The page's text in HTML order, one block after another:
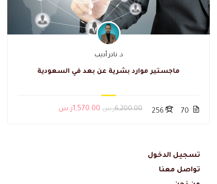
د. نادر أديب
ماجستير موارد بشرية عن بعد في السعودية
70
256 6,200.00ر.س 1,570.00ر.س
تسجيل الدخول
تواصل معنا